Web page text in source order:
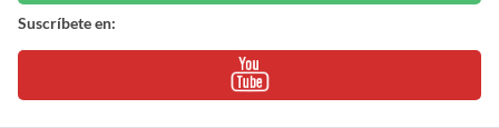
Suscríbete en: